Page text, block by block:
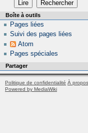
Boîte à outils
Pages liées
Suivi des pages liées
Atom
Pages spéciales
Partager
Politique de confidentialité À
Powered by MediaWiki